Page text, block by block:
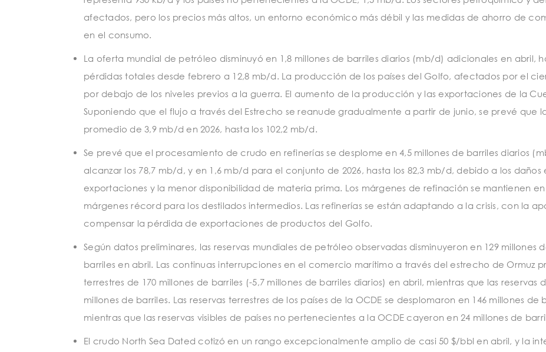
afectados, pero los precios más altos, un entorno económico más débil y las medidas de ahorro de
en el consumo.
La oferta mundial de petróleo disminuyó en 1,8 millones de barriles diarios (mb/d) adicionales en abril,
pérdidas totales desde febrero a 12,8 mb/d. La producción de los países del Golfo, afectados por el
por debajo de los niveles previos a la guerra. El aumento de la producción y las exportaciones de la
Suponiendo que el flujo a través del Estrecho se reanude gradualmente a partir de junio, se prevé que
promedio de 3,9 mb/d en 2026, hasta los 102,2 mb/d.
Se prevé que el procesamiento de crudo en refinerías se desplome en 4,5 millones de barriles diarios
alcanzar los 78,7 mb/d, y en 1,6 mb/d para el conjunto de 2026, hasta los 82,3 mb/d, debido a los
exportaciones y la menor disponibilidad de materia prima. Los márgenes de refinación se mantienen
márgenes récord para los destilados intermedios. Las refinerías se están adaptando a la crisis, con la
compensar la pérdida de exportaciones de productos del Golfo.
Según datos preliminares, las reservas mundiales de petróleo observadas disminuyeron en 129 millones
barriles en abril. Las continuas interrupciones en el comercio marítimo a través del estrecho de Ormuz
terrestres de 170 millones de barriles (-5,7 millones de barriles diarios) en abril, mientras que las
millones de barriles. Las reservas terrestres de los países de la OCDE se desplomaron en 146 millones de
mientras que las reservas visibles de países no pertenecientes a la OCDE cayeron en 24 millones de
El crudo North Sea Dated cotizó en un rango excepcionalmente amplio de casi 50 $/bbl en abril, y la